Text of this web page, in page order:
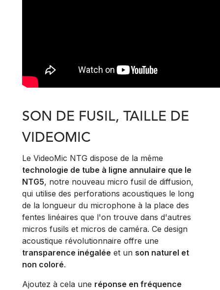
SON DE FUSIL, TAILLE DE
VIDEOMIC
Le VideoMic NTG dispose de la même
technologie de tube à ligne annulaire que le
NTG5, notre nouveau micro fusil de diffusion,
qui utilise des perforations acoustiques le long
de la longueur du microphone à la place des
fentes linéaires que l'on trouve dans d'autres
micros fusils et micros de caméra. Ce design
acoustique révolutionnaire offre une
transparence inégalée et un son naturel et
non coloré.
Ajoutez à cela une réponse en fréquence